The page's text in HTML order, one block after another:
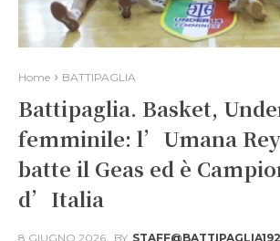
Home BATTIPAGLIA
Battipaglia. Basket,
femminile: l’Umana
batte il Geas ed è
d’Italia
8 GIUGNO 2026 BY